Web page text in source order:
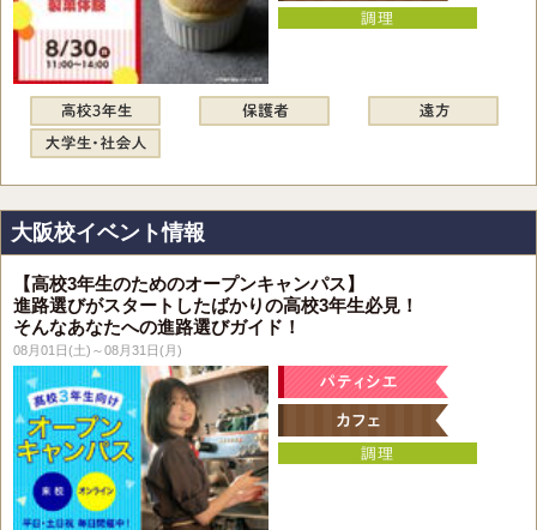
大阪校イベント情報
【高校3年生のためのオープンキャンパス】
進路選びがスタートしたばかりの高校3年生必見！
そんなあなたへの進路選びガイド！
08月01日(土)～08月31日(月)